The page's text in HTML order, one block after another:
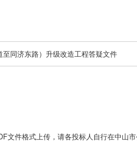
同济东路）升级改造工程答疑文件
文件格式上传，请各投标人自行在中山